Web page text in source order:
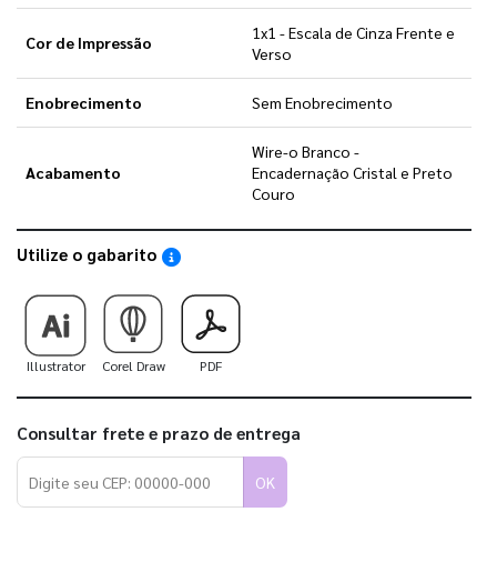
Cor de Impressão
1x1 - Escala de Cinza Frente e
Verso
Enobrecimento Sem Enobrecimento
Acabamento
Wire-o Branco -
Encadernação Cristal e Preto
Couro
Utilize o gabarito Saiba como utilizar os nossos gabaritos
Illustrator Corel Draw PDF
Consultar frete e prazo de entrega
OK